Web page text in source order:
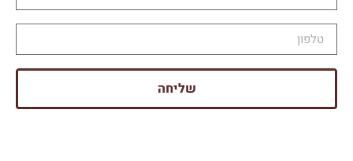
באולם שפע של סטייל, עיצוב ואווירה יוקרתית.
הכל מוקף חלונות זכוכית ענקיים כך שהגן נכנס
פנימה ורואים את כל הטבע גם כאשר כולכם
באולם הממוזג – שומר על תחושת הטבע לאורך
שליחה